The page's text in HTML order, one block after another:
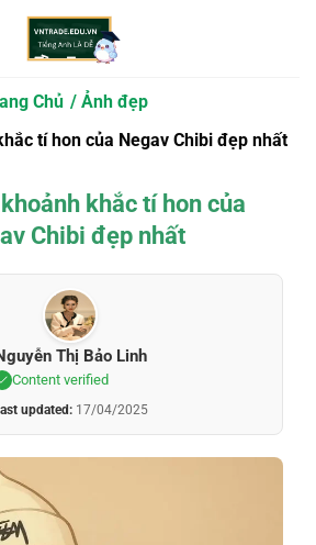
Chủ
Ảnh đẹp
tí hon của Negav Chibi đẹp nhất
khắc tí hon của
Chibi đẹp nhất
Thị Bảo Linh
Content verified
updated: 17/04/2025